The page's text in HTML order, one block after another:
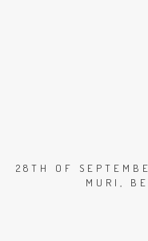
28TH OF
MURI,